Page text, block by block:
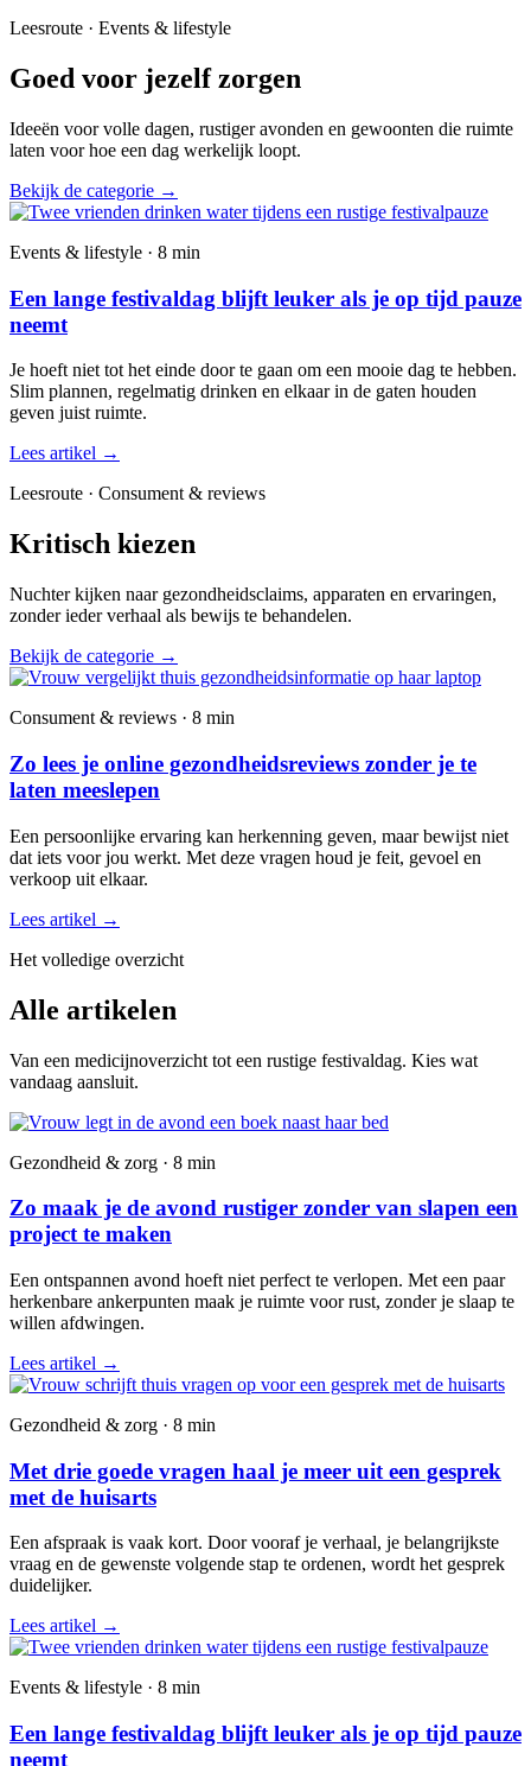
Leesroute · Events & lifestyle
Goed voor jezelf zorgen
Ideeën voor volle dagen, rustiger avonden en gewoonten die ruimte
laten voor hoe een dag werkelijk loopt.
Bekijk de categorie →
Events & lifestyle · 8 min
Een lange festivaldag blijft leuker als je op tijd pauze
neemt
Je hoeft niet tot het einde door te gaan om een mooie dag te hebben.
Slim plannen, regelmatig drinken en elkaar in de gaten houden
geven juist ruimte.
Lees artikel →
Leesroute · Consument & reviews
Kritisch kiezen
Nuchter kijken naar gezondheidsclaims, apparaten en ervaringen,
zonder ieder verhaal als bewijs te behandelen.
Bekijk de categorie →
Consument & reviews · 8 min
Zo lees je online gezondheidsreviews zonder je te
laten meeslepen
Een persoonlijke ervaring kan herkenning geven, maar bewijst niet
dat iets voor jou werkt. Met deze vragen houd je feit, gevoel en
verkoop uit elkaar.
Lees artikel →
Het volledige overzicht
Alle artikelen
Van een medicijnoverzicht tot een rustige festivaldag. Kies wat
vandaag aansluit.
Gezondheid & zorg · 8 min
Zo maak je de avond rustiger zonder van slapen een
project te maken
Een ontspannen avond hoeft niet perfect te verlopen. Met een paar
herkenbare ankerpunten maak je ruimte voor rust, zonder je slaap te
willen afdwingen.
Lees artikel →
Gezondheid & zorg · 8 min
Met drie goede vragen haal je meer uit een gesprek
met de huisarts
Een afspraak is vaak kort. Door vooraf je verhaal, je belangrijkste
vraag en de gewenste volgende stap te ordenen, wordt het gesprek
duidelijker.
Lees artikel →
Events & lifestyle · 8 min
Een lange festivaldag blijft leuker als je op tijd pauze
neemt